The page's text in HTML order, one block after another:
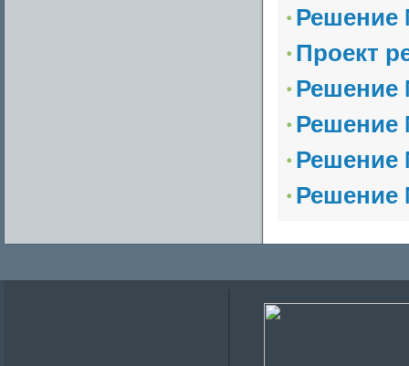
Решение
Проект
Решение
Решение
Решение
Решение